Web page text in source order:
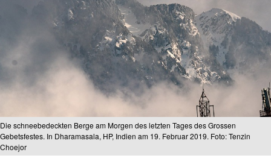
Die schneebedeckten Berge am Morgen des letzten Tages des Grossen
Gebetsfestes. In Dharamasala, HP, Indien am 19. Februar 2019. Foto: Tenzin
Choejor